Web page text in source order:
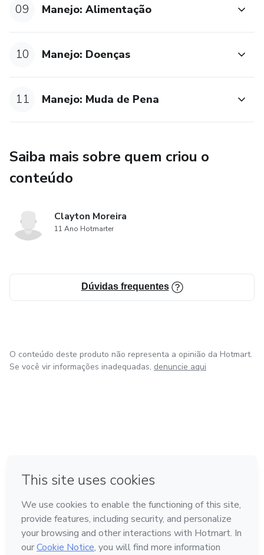
09 Manejo: Alimentação
10 Manejo: Doenças
11 Manejo: Muda de Pena
Saiba mais sobre quem criou o
conteúdo
Clayton Moreira
11 Ano Hotmarter
Dúvidas frequentes
O conteúdo deste produto não representa a opinião da Hotmart.
Se você vir informações inadequadas, denuncie aqui
Feito com ❤ na Cidade do México
Conheça a Hotmart